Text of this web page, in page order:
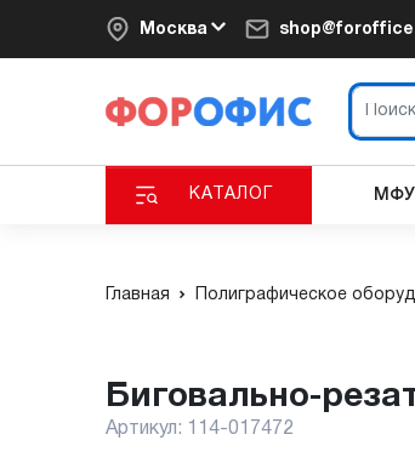
Москва
КАТАЛОГ МФУ
Главная Полиграфическое
Биговально-
Артикул: 114-017472